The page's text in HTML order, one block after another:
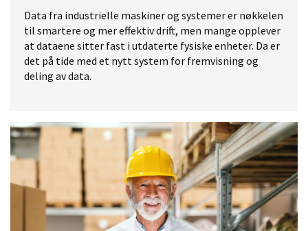
Data fra industrielle maskiner og systemer er nøkkelen
til smartere og mer effektiv drift, men mange opplever
at dataene sitter fast i utdaterte fysiske enheter. Da er
det på tide med et nytt system for fremvisning og
deling av data.